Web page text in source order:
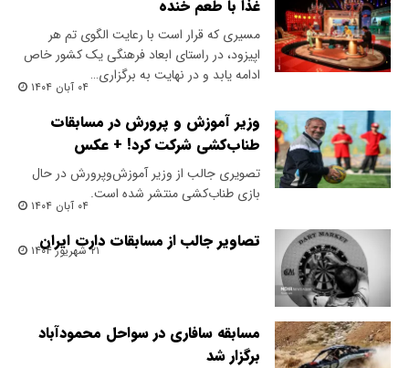
غذا با طعم خنده
مسیری که قرار است با رعایت الگوی تم هر
اپیزود، در راستای ابعاد فرهنگی یک کشور خاص
ادامه یابد و در نهایت به برگزاری…
۰۴ آبان ۱۴۰۴
وزیر آموزش و پرورش در مسابقات
طناب‌کشی شرکت کرد! + عکس
تصویری جالب از وزیر آموزش‌وپرورش در حال
بازی طنا‌ب‌کشی منتشر شده است.
۰۴ آبان ۱۴۰۴
تصاویر جالب از مسابقات دارت ایران
۲۱ شهریور ۱۴۰۴
مسابقه سافاری در سواحل محمودآباد
برگزار شد